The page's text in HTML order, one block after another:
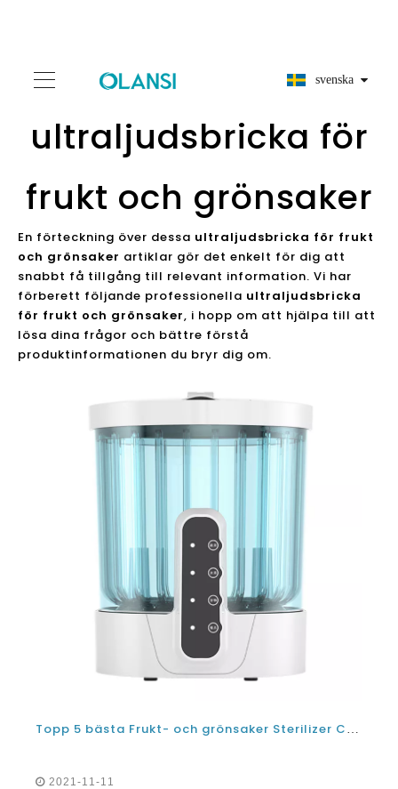
svenska
ultraljudsbricka för
frukt och grönsaker
En förteckning över dessa ultraljudsbricka för frukt
och grönsaker artiklar gör det enkelt för dig att
snabbt få tillgång till relevant information. Vi har
förberett följande professionella ultraljudsbricka
för frukt och grönsaker, i hopp om att hjälpa till att
lösa dina frågor och bättre förstå
produktinformationen du bryr dig om.
Topp 5 bästa Frukt- och grönsaker Sterilizer Cleaner tvättmaskinmaskiner i Indien- Recension och köp guide
2021-11-11